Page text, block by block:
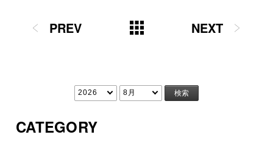
PREV NEXT
CATEGORY